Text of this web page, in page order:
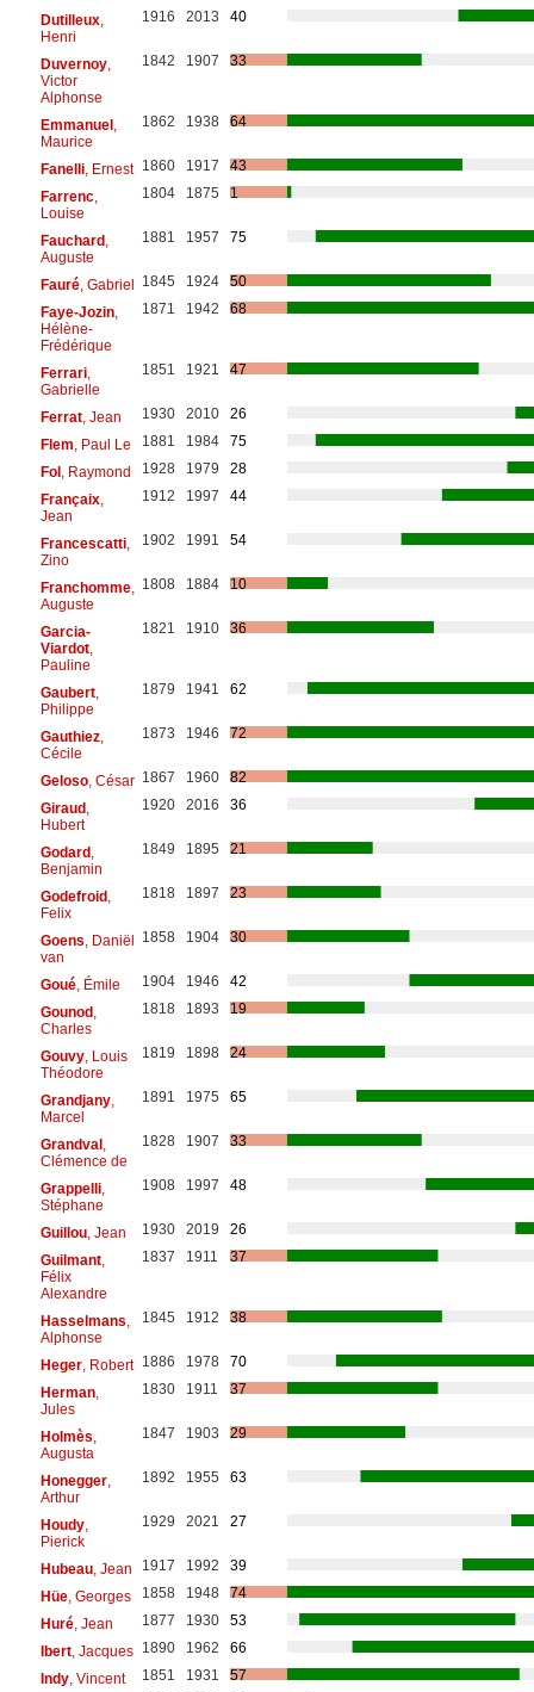
Dutilleux,
Henri
1916 2013 40
Duvernoy,
Victor
Alphonse
1842 1907 33
Emmanuel,
Maurice
1862 1938 64
Fanelli, Ernest 1860 1917
43
Farrenc,
Louise
1804 1875 1
Fauchard,
Auguste
1881 1957 75
Fauré, Gabriel 1845 1924
50
Faye-Jozin,
Hélène-
Frédérique
1871 1942 68
Ferrari,
Gabrielle
1851 1921 47
Ferrat, Jean 1930 2010
26
Flem , Paul Le 1881 1984
75
Fol, Raymond 1928 1979
28
Françaix,
Jean
1912 1997 44
Francescatti,
Zino
1902 1991 54
Franchomme,
Auguste
1808 1884 10
Garcia-
Viardot,
Pauline
1821 1910 36
Gaubert,
Philippe
1879 1941 62
Gauthiez,
Cécile
1873 1946 72
Geloso, César 1867 1960
82
Giraud,
Hubert
1920 2016 36
Godard,
Benjamin
1849 1895 21
Godefroid,
Felix
1818 1897 23
Goens , Daniël
van
1858 1904 30
Goué, Émile 1904 1946
42
Gounod,
Charles
1818 1893 19
Gouvy, Louis
Théodore
1819 1898 24
Grandjany,
Marcel
1891 1975 65
Grandval,
Clémence de
1828 1907 33
Grappelli,
Stéphane
1908 1997 48
Guillou, Jean 1930 2019
26
Guilmant,
Félix
Alexandre
1837 1911 37
Hasselmans
Alphonse
1845 1912 38
Heger, Robert 1886 1978
70
Herman,
Jules
1830 1911 37
Holmès
Augusta
1847 1903 29
Honegger,
Arthur
1892 1955 63
Houdy,
Pierick
1929 2021 27
Hubeau, Jean 1917 1992
39
Hüe, Georges 1858 1948
74
Huré, Jean 1877 1930
53
Ibert, Jacques 1890 1962
66
Indy, Vincent 1851 1931
57